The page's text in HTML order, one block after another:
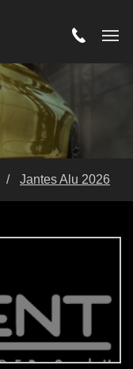
Jantes Alu 2026